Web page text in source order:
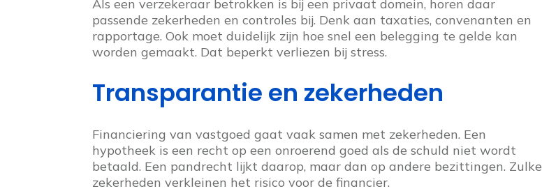
Als een verzekeraar betrokken is bij een privaat domein, horen daar
passende zekerheden en controles bij. Denk aan taxaties, convenanten en
rapportage. Ook moet duidelijk zijn hoe snel een belegging te gelde kan
worden gemaakt. Dat beperkt verliezen bij stress.
Transparantie en zekerheden
Financiering van vastgoed gaat vaak samen met zekerheden. Een
hypotheek is een recht op een onroerend goed als de schuld niet wordt
betaald. Een pandrecht lijkt daarop, maar dan op andere bezittingen. Zulke
zekerheden verkleinen het risico voor de financier.